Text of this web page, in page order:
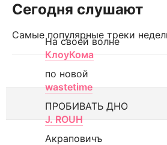
Сегодня слушают
Самые популярные треки
На своей волне
КлоуКома
по новой
wastetime
ПРОБИВАТЬ ДНО
J. ROUH
Акраповичъ